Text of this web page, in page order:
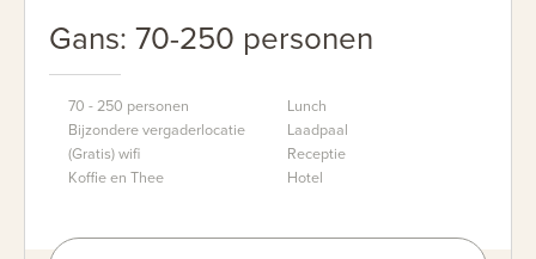
Gans: 70-250 personen
70 - 250 personen
Bijzondere vergaderlocatie
(Gratis) wifi
Koffie en Thee
Lunch
Laadpaal
Receptie
Hotel